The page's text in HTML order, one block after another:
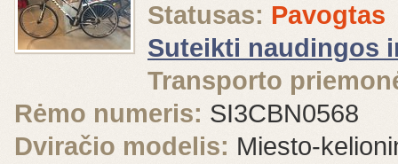
Statusas: Pavogtas
Suteikti naudingos
Transporto
Rėmo numeris: SI3CBN0568
Dviračio modelis: Miesto-